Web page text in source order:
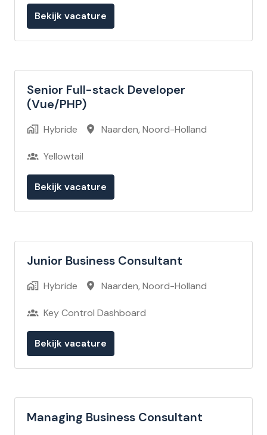
Bekijk vacature
Senior Full-stack Developer
(Vue/PHP)
Hybride Naarden, Noord-Holland
Yellowtail
Bekijk vacature
Junior Business Consultant
Hybride Naarden, Noord-Holland
Key Control Dashboard
Bekijk vacature
Managing Business Consultant